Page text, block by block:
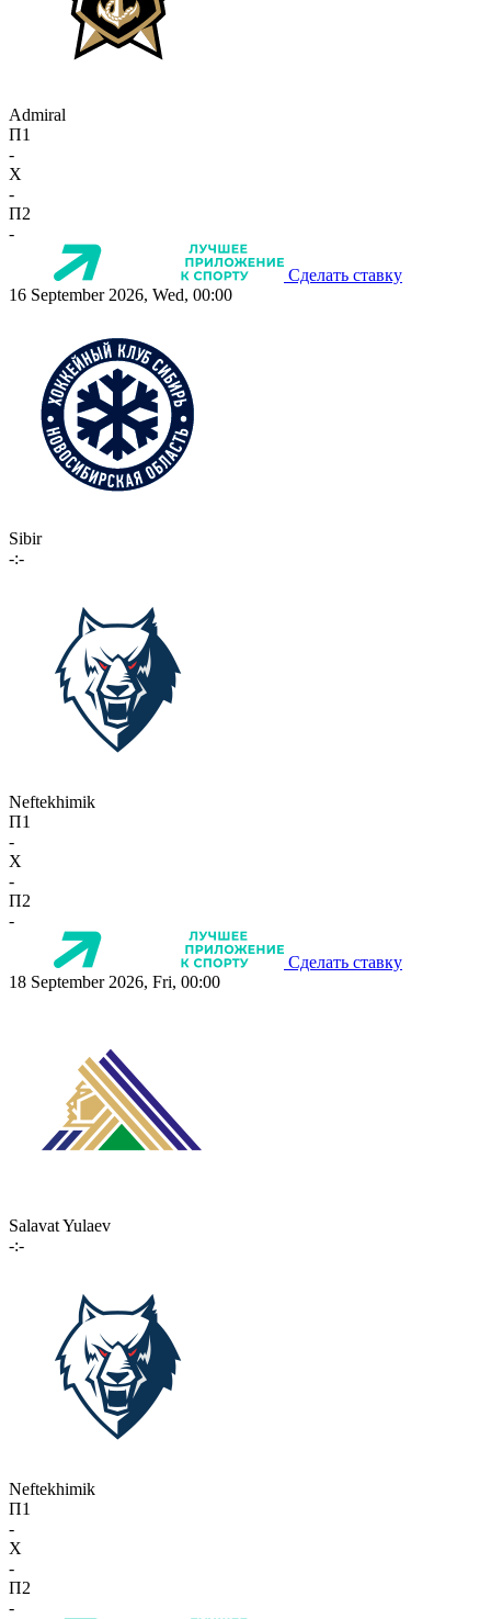
Admiral
П1
-
X
-
П2
-
Сделать ставку
16 September 2026, Wed, 00:00
Sibir
-:-
Neftekhimik
П1
-
X
-
П2
-
Сделать ставку
18 September 2026, Fri, 00:00
Salavat Yulaev
-:-
Neftekhimik
П1
-
X
-
П2
-